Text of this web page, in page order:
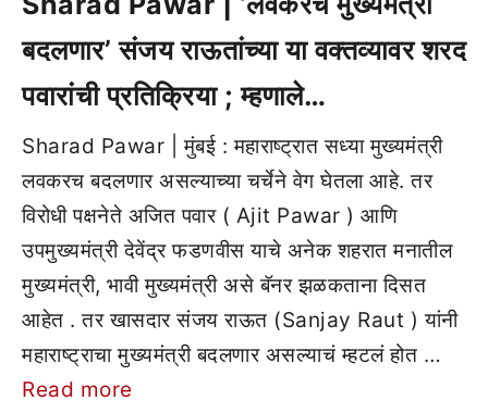
बदलणार’ संजय राऊतांच्या या वक्तव्यावर शरद
पवारांची प्रतिक्रिया ; म्हणाले…
Sharad Pawar | मुंबई : महाराष्ट्रात सध्या मुख्यमंत्री
लवकरच बदलणार असल्याच्या चर्चेने वेग घेतला आहे. तर
विरोधी पक्षनेते अजित पवार ( Ajit Pawar ) आणि
उपमुख्यमंत्री देवेंद्र फडणवीस याचे अनेक शहरात मनातील
मुख्यमंत्री, भावी मुख्यमंत्री असे बॅनर झळकताना दिसत
आहेत . तर खासदार संजय राऊत (Sanjay Raut ) यांनी
महाराष्ट्राचा मुख्यमंत्री बदलणार असल्याचं म्हटलं होत …
Read more